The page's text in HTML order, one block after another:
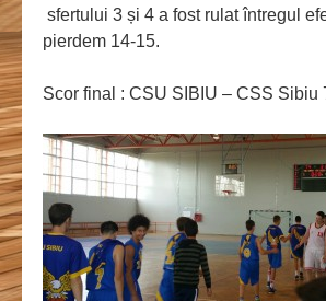
sfertului 3 și 4 a fost rulat întregul
pierdem 14-15.
Scor final : CSU SIBIU – CSS Sibiu